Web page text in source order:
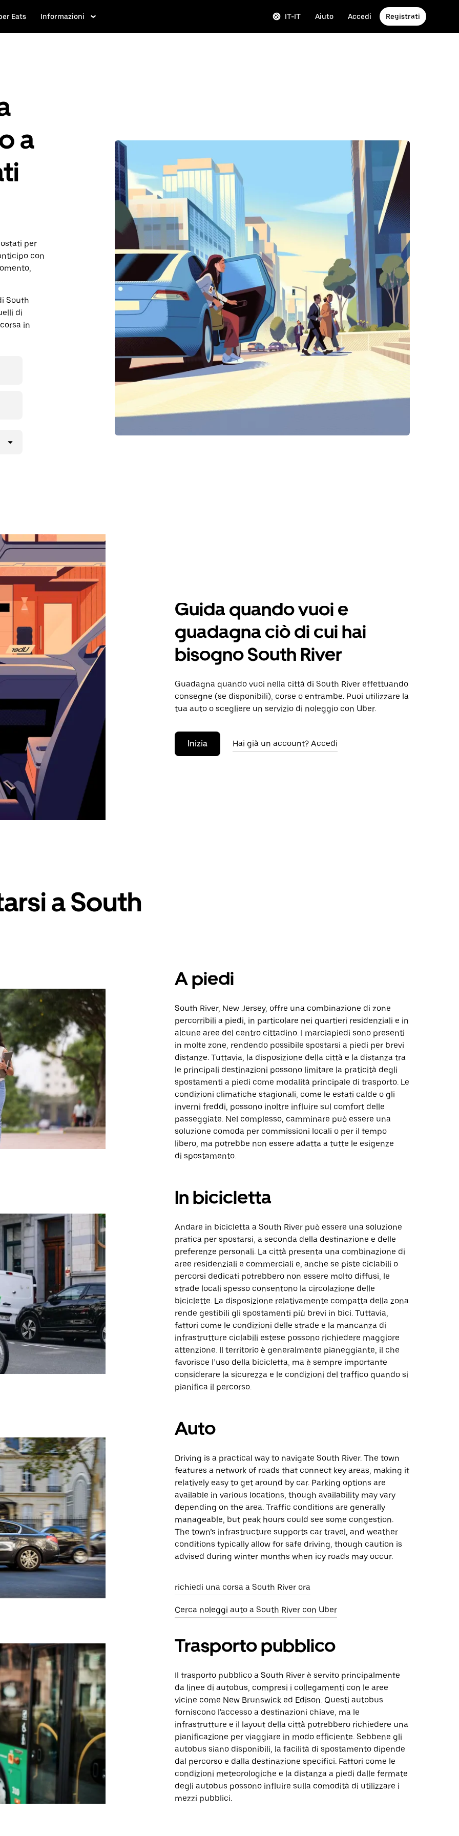
Eats Informazioni IT-IT Aiuto Accedi Registrati
a
per
con
South
di
in
Guida quando vuoi e
guadagna ciò di cui hai
bisogno South River
Guadagna quando vuoi nella città di South River effettuando
consegne (se disponibili), corse o entrambe. Puoi utilizzare la
tua auto o scegliere un servizio di noleggio con Uber.
Inizia Hai già un account? Accedi
a South
A piedi
South River, New Jersey, offre una combinazione di zone
percorribili a piedi, in particolare nei quartieri residenziali e in
alcune aree del centro cittadino. I marciapiedi sono presenti
in molte zone, rendendo possibile spostarsi a piedi per brevi
distanze. Tuttavia, la disposizione della città e la distanza tra
le principali destinazioni possono limitare la praticità degli
spostamenti a piedi come modalità principale di trasporto. Le
condizioni climatiche stagionali, come le estati calde o gli
inverni freddi, possono inoltre influire sul comfort delle
passeggiate. Nel complesso, camminare può essere una
soluzione comoda per commissioni locali o per il tempo
libero, ma potrebbe non essere adatta a tutte le esigenze
di spostamento.
In bicicletta
Andare in bicicletta a South River può essere una soluzione
pratica per spostarsi, a seconda della destinazione e delle
preferenze personali. La città presenta una combinazione di
aree residenziali e commerciali e, anche se piste ciclabili o
percorsi dedicati potrebbero non essere molto diffusi, le
strade locali spesso consentono la circolazione delle
biciclette. La disposizione relativamente compatta della zona
rende gestibili gli spostamenti più brevi in bici. Tuttavia,
fattori come le condizioni delle strade e la mancanza di
infrastrutture ciclabili estese possono richiedere maggiore
attenzione. Il territorio è generalmente pianeggiante, il che
favorisce l’uso della bicicletta, ma è sempre importante
considerare la sicurezza e le condizioni del traffico quando si
pianifica il percorso.
Auto
Driving is a practical way to navigate South River. The town
features a network of roads that connect key areas, making it
relatively easy to get around by car. Parking options are
available in various locations, though availability may vary
depending on the area. Traffic conditions are generally
manageable, but peak hours could see some congestion.
The town’s infrastructure supports car travel, and weather
conditions typically allow for safe driving, though caution is
advised during winter months when icy roads may occur.
richiedi una corsa a South River ora
Cerca noleggi auto a South River con Uber
Trasporto pubblico
Il trasporto pubblico a South River è servito principalmente
da linee di autobus, compresi i collegamenti con le aree
vicine come New Brunswick ed Edison. Questi autobus
forniscono l'accesso a destinazioni chiave, ma le
infrastrutture e il layout della città potrebbero richiedere una
pianificazione per viaggiare in modo efficiente. Sebbene gli
autobus siano disponibili, la facilità di spostamento dipende
dal percorso e dalla destinazione specifici. Fattori come le
condizioni meteorologiche e la distanza a piedi dalle fermate
degli autobus possono influire sulla comodità di utilizzare i
mezzi pubblici.